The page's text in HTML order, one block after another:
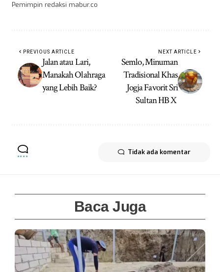
Pemimpin redaksi mabur.co
PREVIOUS ARTICLE
Jalan atau Lari,
Manakah Olahraga
yang Lebih Baik?
NEXT ARTICLE
Semlo, Minuman
Tradisional Khas
Jogja Favorit Sri
Sultan HB X
Tidak ada komentar
Baca Juga